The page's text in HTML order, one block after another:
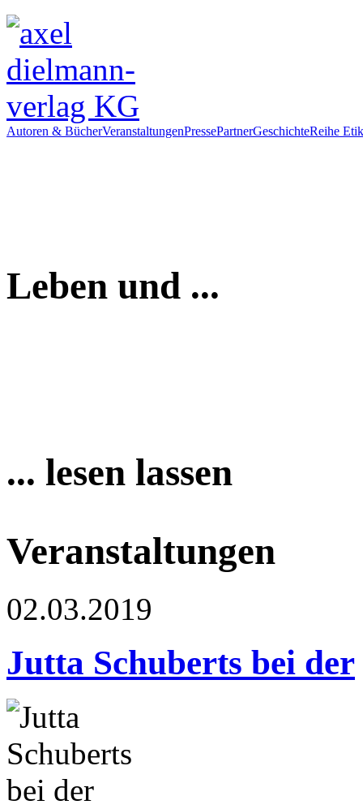
Autoren & BücherVeranstaltungenPressePartnerGeschichteReihe
Leben und ...
... lesen lassen
Veranstaltungen
02.03.2019
Jutta Schuberts bei der